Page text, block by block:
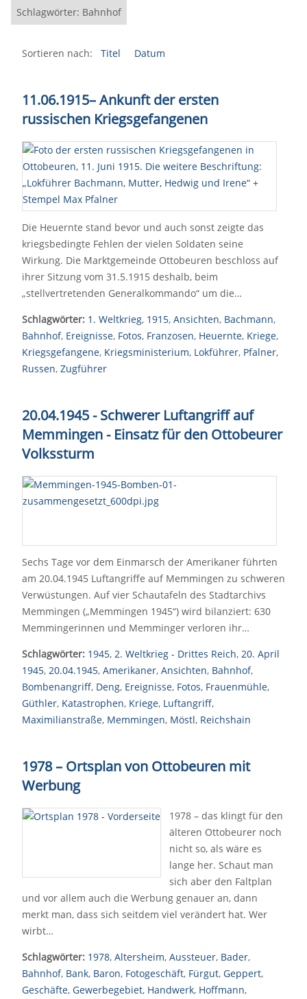
Schlagwörter: Bahnhof
Sortieren nach: Titel Datum
11.06.1915–Ankunft der ersten
russischen Kriegsgefangenen
Die Heuernte stand bevor und auch sonst zeigte das
kriegsbedingte Fehlen der vielen Soldaten seine
Wirkung. Die Marktgemeinde Ottobeuren beschloss auf
ihrer Sitzung vom 31.5.1915 deshalb, beim
„stellvertretenden Generalkommando“ um die…
Schlagwörter: 1. Weltkrieg, 1915, Ansichten, Bachmann,
Bahnhof, Ereignisse, Fotos, Franzosen, Heuernte, Kriege,
Kriegsgefangene, Kriegsministerium, Lokführer, Pfalner,
Russen, Zugführer
20.04.1945 - Schwerer Luftangriff auf
Memmingen - Einsatz für den Ottobeurer
Volkssturm
Sechs Tage vor dem Einmarsch der Amerikaner führten
am 20.04.1945 Luftangriffe auf Memmingen zu schweren
Verwüstungen. Auf vier Schautafeln des Stadtarchivs
Memmingen („Memmingen 1945“) wird bilanziert: 630
Memmingerinnen und Memminger verloren ihr…
Schlagwörter: 1945, 2. Weltkrieg - Drittes Reich, 20. April
1945, 20.04.1945, Amerikaner, Ansichten, Bahnhof,
Bombenangriff, Deng, Ereignisse, Fotos, Frauenmühle,
Güthler, Katastrophen, Kriege, Luftangriff,
Maximilianstraße, Memmingen, Möstl, Reichshain
1978 – Ortsplan von Ottobeuren mit
Werbung
1978 – das klingt für den
älteren Ottobeurer noch
nicht so, als wäre es
lange her. Schaut man
sich aber den Faltplan
und vor allem auch die Werbung genauer an, dann
merkt man, dass sich seitdem viel verändert hat. Wer
wirbt…
Schlagwörter: 1978, Altersheim, Aussteuer, Bader,
Bahnhof, Bank, Baron, Fotogeschäft, Fürgut, Geppert,
Geschäfte, Gewerbegebiet, Handwerk, Hoffmann,